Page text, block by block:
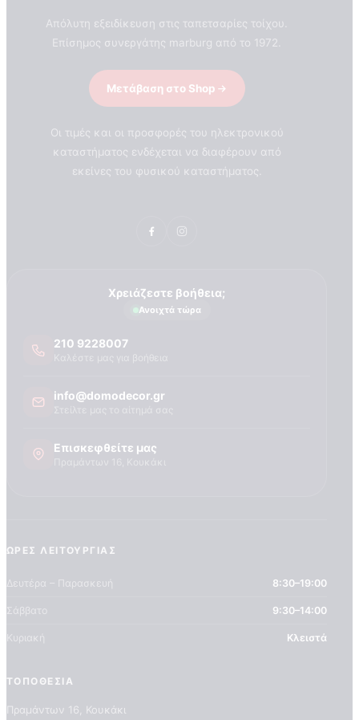
Απόλυτη εξειδίκευση στις ταπετσαρίες τοίχου.
Επίσημος συνεργάτης marburg από το 1972.
Μετάβαση στο Shop
Οι τιμές και οι προσφορές του ηλεκτρονικού
καταστήματος ενδέχεται να διαφέρουν από
εκείνες του φυσικού καταστήματος.
Χρειάζεστε βοήθεια;
Ανοιχτά τώρα
210 9228007
info@domodecor.gr
Επισκεφθείτε μας
ΏΡΕΣ ΛΕΙΤΟΥΡΓΊΑΣ
Δευτέρα – Παρασκευή 8:30–19:00
Σάββατο 9:30–14:00
Κυριακή Κλειστά
ΤΟΠΟΘΕΣΊΑ
Πραμάντων 16, Κουκάκι